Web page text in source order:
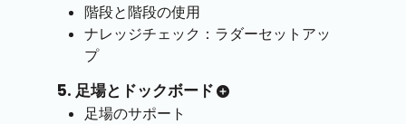
階段と階段の使用
ナレッジチェック：ラダーセットアッ
プ
5. 足場とドックボード
足場のサポート